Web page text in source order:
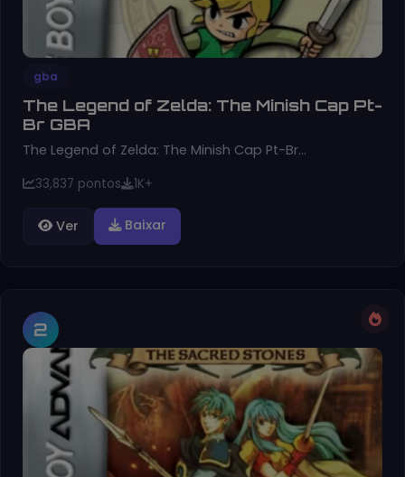
gba
The Legend of Zelda: The Minish Cap Pt-
Br GBA
The Legend of Zelda: The Minish Cap Pt-Br…
33,837 pontos 1K+
Ver Baixar
2